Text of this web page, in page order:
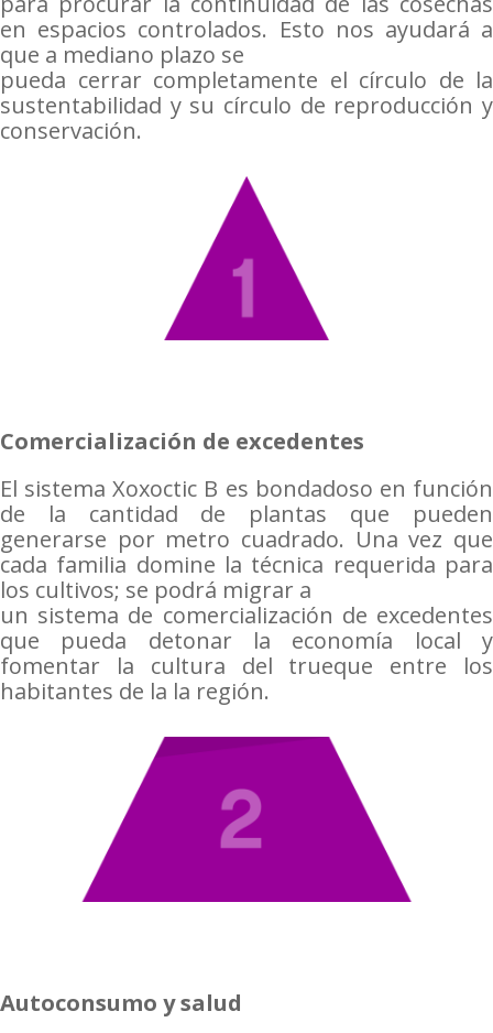
en espacios controlados. Esto nos ayudará a
que a mediano plazo se
pueda cerrar completamente el círculo de la
sustentabilidad y su círculo de reproducción y
conservación.
Comercialización de excedentes
El sistema Xoxoctic B es bondadoso en función
de la cantidad de plantas que pueden
generarse por metro cuadrado. Una vez que
cada familia domine la técnica requerida para
los cultivos; se podrá migrar a
un sistema de comercialización de excedentes
que pueda detonar la economía local y
fomentar la cultura del trueque entre los
habitantes de la la región.
Autoconsumo y salud